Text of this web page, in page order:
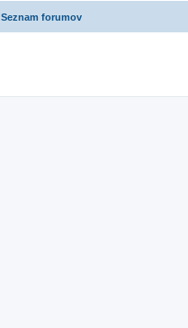
Seznam forumov